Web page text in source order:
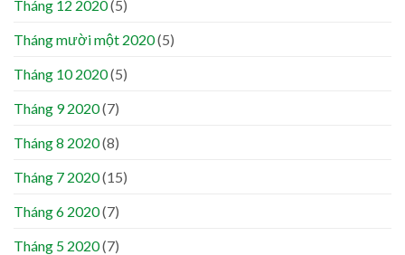
Tháng 12 2020(5)
Tháng mười một 2020(5)
Tháng 10 2020(5)
Tháng 9 2020(7)
Tháng 8 2020(8)
Tháng 7 2020(15)
Tháng 6 2020(7)
Tháng 5 2020(7)